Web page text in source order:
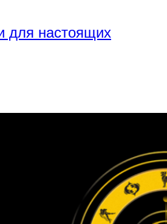
для настоящих